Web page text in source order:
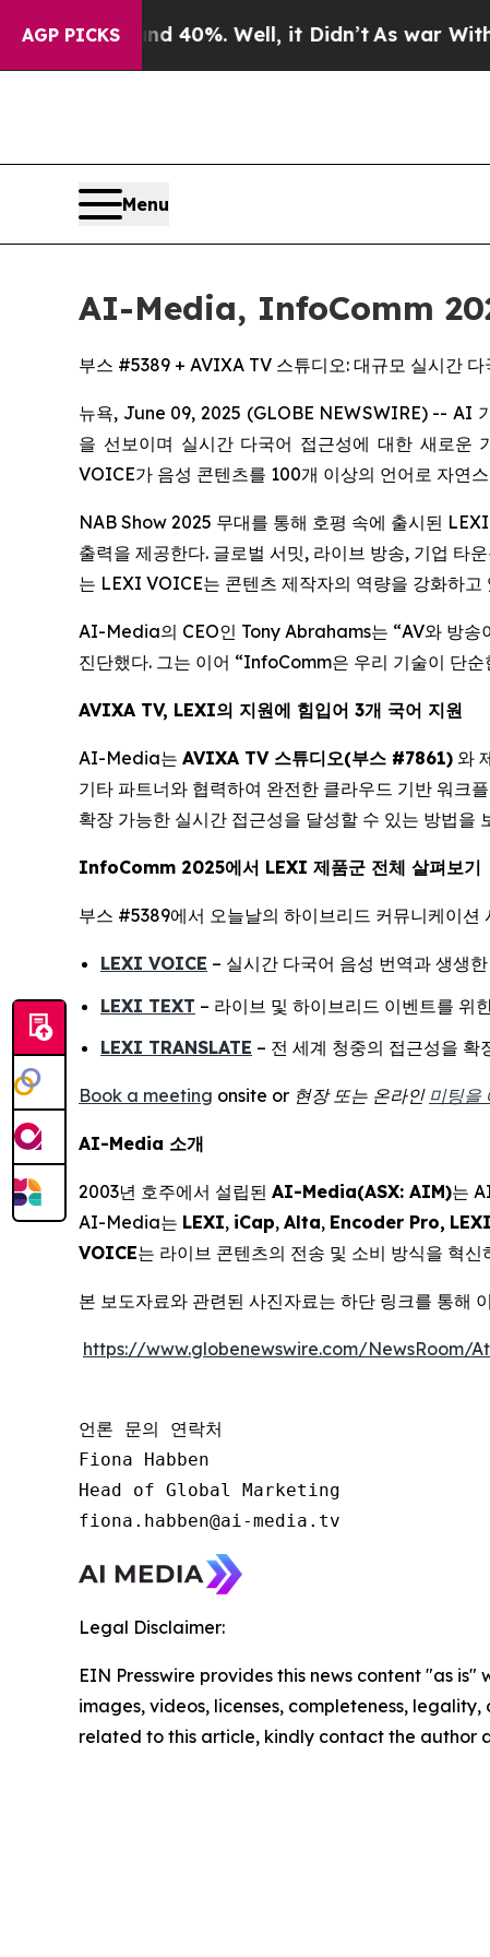
AGP PICKS
Around 40%. Well, it Didn’t As war With Iran
Menu
AI-Media, InfoComm
부스 #5389 + AVIXA TV 스튜디오: 대규모 실시간
뉴욕, June 09, 2025 (GLOBE NEWSWIRE) -- AI
을 선보이며 실시간 다국어 접근성에 대한 새로운
VOICE가 음성 콘텐츠를 100개 이상의 언어로 자연
NAB Show 2025 무대를 통해 호평 속에 출시된
출력을 제공한다. 글로벌 서밋, 라이브 방송, 기업 타
는 LEXI VOICE는 콘텐츠 제작자의 역량을 강화하고
AI-Media의 CEO인 Tony Abrahams는 “AV와 방송
진단했다. 그는 이어 “InfoComm은 우리 기술이 단
AVIXA TV, LEXI의 지원에 힘입어 3개 국어 지원
AI-Media는 AVIXA TV 스튜디오(부스 #7861) 와
기타 파트너와 협력하여 완전한 클라우드 기반 워크
확장 가능한 실시간 접근성을 달성할 수 있는 방법을
InfoComm 2025에서 LEXI 제품군 전체 살펴보기
부스 #5389에서 오늘날의 하이브리드 커뮤니케이
LEXI VOICE – 실시간 다국어 음성 번역과 생생
LEXI TEXT – 라이브 및 하이브리드 이벤트를 위
LEXI TRANSLATE – 전 세계 청중의 접근성을 확
Book a meeting onsite or 현장 또는 온라인 미팅을
AI-Media 소개
2003년 호주에서 설립된 AI-Media(ASX: AIM)는
AI-Media는 LEXI, iCap, Alta, Encoder Pro,
VOICE는 라이브 콘텐츠의 전송 및 소비 방식을 혁
본 보도자료와 관련된 사진자료는 하단 링크를 통해
https://www.globenewswire.com/NewsRoom/
언론 문의 연락처
Fiona Habben
Head of Global Marketing
fiona.habben@ai-media.tv
Legal Disclaimer:
EIN Presswire provides this news content "as
images, videos, licenses, completeness,
related to this article, kindly contact the author